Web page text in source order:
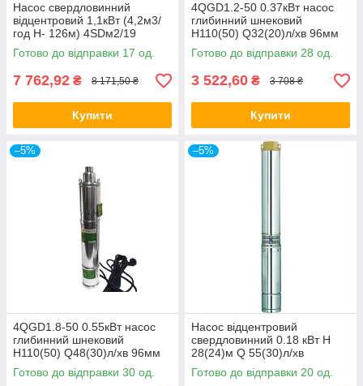
Насос свердловинний
відцентровий 1,1кВт (4,2м3/
год Н- 126м) 4SDм2/19
FROG
Готово до відправки 17 од.
7 762,92 ₴ 8 171,50 ₴
Купити
4QGD1.2-50 0.37кВт насос
глибинний шнековий
H110(50) Q32(20)л/хв 96мм
кабель 10м toНАСОСИ
Готово до відправки 28 од.
3 522,60 ₴ 3 708 ₴
Купити
–5%
4QGD1.8-50 0.55кВт насос
глибинний шнековий
H110(50) Q48(30)л/хв 96мм
кабель 10м toНАСОСИ
Готово до відправки 30 од.
–5%
Насос відцентровий
свердловинний 0.18 кВт H
28(24)м Q 55(30)л/хв
Ø102мм (кабель 20м)
AQUATICA (DONGYIN) арт.
Готово до відправки 20 од.